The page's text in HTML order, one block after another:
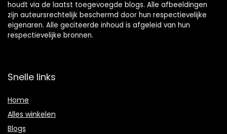
houdt via de laatst toegevoegde blogs. Alle afbeeldingen
zijn auteursrechtelijk beschermd door hun respectievelijke
eigenaren. Alle geciteerde inhoud is afgeleid van hun
respectievelijke bronnen.
Snelle links
Home
Alles winkelen
Blogs